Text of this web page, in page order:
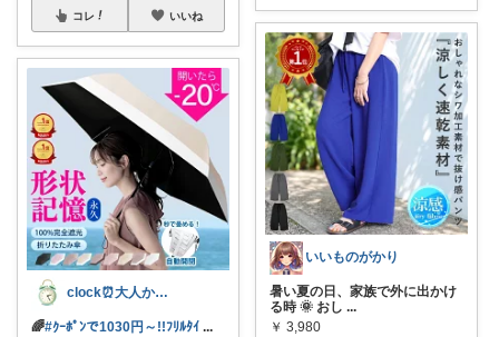
コレ いいね
clock⏰大人かわいい
🌈#ｸｰﾎﾟﾝで1030円～!!ﾌﾘﾙﾀｲ ...
いいものがかり
暑い夏の日、家族で外に出かけ
る時 🌞 おし ...
￥ 3,980